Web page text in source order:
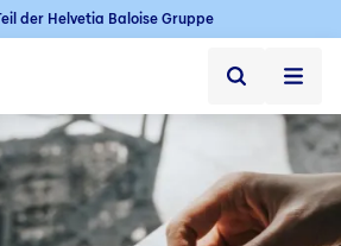
der Helvetia Baloise Gruppe